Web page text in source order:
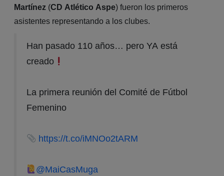
Martínez (CD Atlético Aspe) fueron los primeros
asistentes representando a los clubes.
Han pasado 110 años… pero YA está
creado
La primera reunión del Comité de Fútbol
Femenino
https://t.co/iMNOo2tARM
@MaiCasMuga